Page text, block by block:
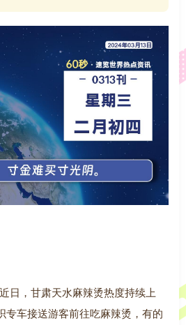
日，甘肃天水麻辣烫热度持续上
专车接送游客前往吃麻辣烫，有的